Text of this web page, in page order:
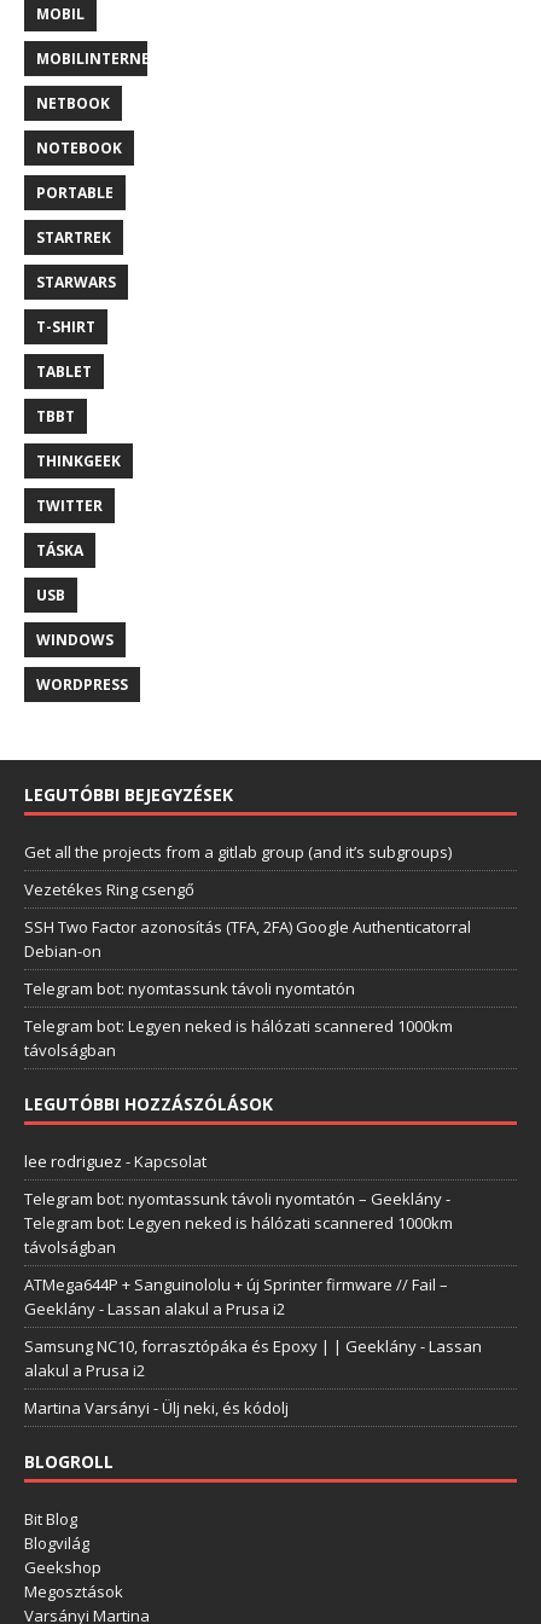
MOBIL
MOBILINTERNET
NETBOOK
NOTEBOOK
PORTABLE
STARTREK
STARWARS
T-SHIRT
TABLET
TBBT
THINKGEEK
TWITTER
TÁSKA
USB
WINDOWS
WORDPRESS
LEGUTÓBBI BEJEGYZÉSEK
Get all the projects from a gitlab group (and it’s subgroups)
Vezetékes Ring csengő
SSH Two Factor azonosítás (TFA, 2FA) Google Authenticatorral
Debian-on
Telegram bot: nyomtassunk távoli nyomtatón
Telegram bot: Legyen neked is hálózati scannered 1000km
távolságban
LEGUTÓBBI HOZZÁSZÓLÁSOK
lee rodriguez -Kapcsolat
Telegram bot: nyomtassunk távoli nyomtatón – Geeklány-
Telegram bot: Legyen neked is hálózati scannered 1000km
távolságban
ATMega644P + Sanguinololu + új Sprinter firmware // Fail –
Geeklány-Lassan alakul a Prusa i2
Samsung NC10, forrasztópáka és Epoxy | | Geeklány-Lassan
alakul a Prusa i2
Martina Varsányi -Ülj neki, és kódolj
BLOGROLL
Bit Blog
Blogvilág
Geekshop
Megosztások
Varsányi Martina